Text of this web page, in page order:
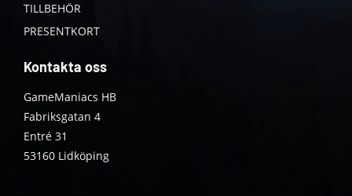
TILLBEHÖR
PRESENTKORT
Kontakta oss
GameManiacs HB
Fabriksgatan 4
Entré 31
53160 Lidköping